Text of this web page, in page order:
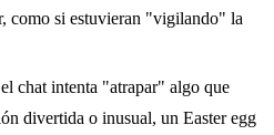
como si estuvieran "vigilando" la
chat intenta "atrapar" algo que
divertida o inusual, un Easter egg